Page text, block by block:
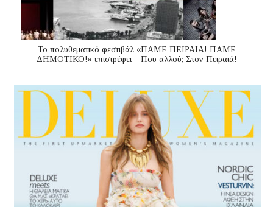
Το πολυθεματικό φεστιβάλ «ΠΑΜΕ ΠΕΙΡΑΙΑ! ΠΑΜΕ
ΔΗΜΟΤΙΚΟ!» επιστρέφει – Που αλλού; Στον Πειραιά!